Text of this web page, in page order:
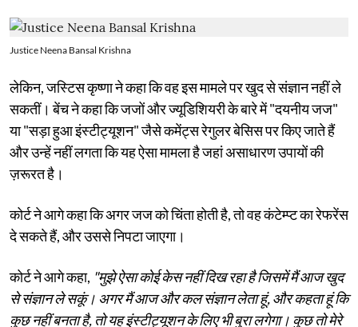
Justice Neena Bansal Krishna
लेकिन, जस्टिस कृष्णा ने कहा कि वह इस मामले पर खुद से संज्ञान नहीं ले
सकतीं। बेंच ने कहा कि जजों और ज्यूडिशियरी के बारे में "दयनीय जज"
या "सड़ा हुआ इंस्टीट्यूशन" जैसे कमेंट्स रेगुलर बेसिस पर किए जाते हैं
और उन्हें नहीं लगता कि यह ऐसा मामला है जहां असाधारण उपायों की
ज़रूरत है।
कोर्ट ने आगे कहा कि अगर जज को चिंता होती है, तो वह कंटेम्प्ट का रेफरेंस
दे सकते हैं, और उससे निपटा जाएगा।
कोर्ट ने आगे कहा, "मुझे ऐसा कोई केस नहीं दिख रहा है जिसमें मैं आज खुद
से संज्ञान ले सकूं। अगर मैं आज और कल संज्ञान लेता हूं, और कहता हूं कि
कुछ नहीं बनता है, तो यह इंस्टीट्यूशन के लिए भी बुरा लगेगा। कुछ तो मेरे